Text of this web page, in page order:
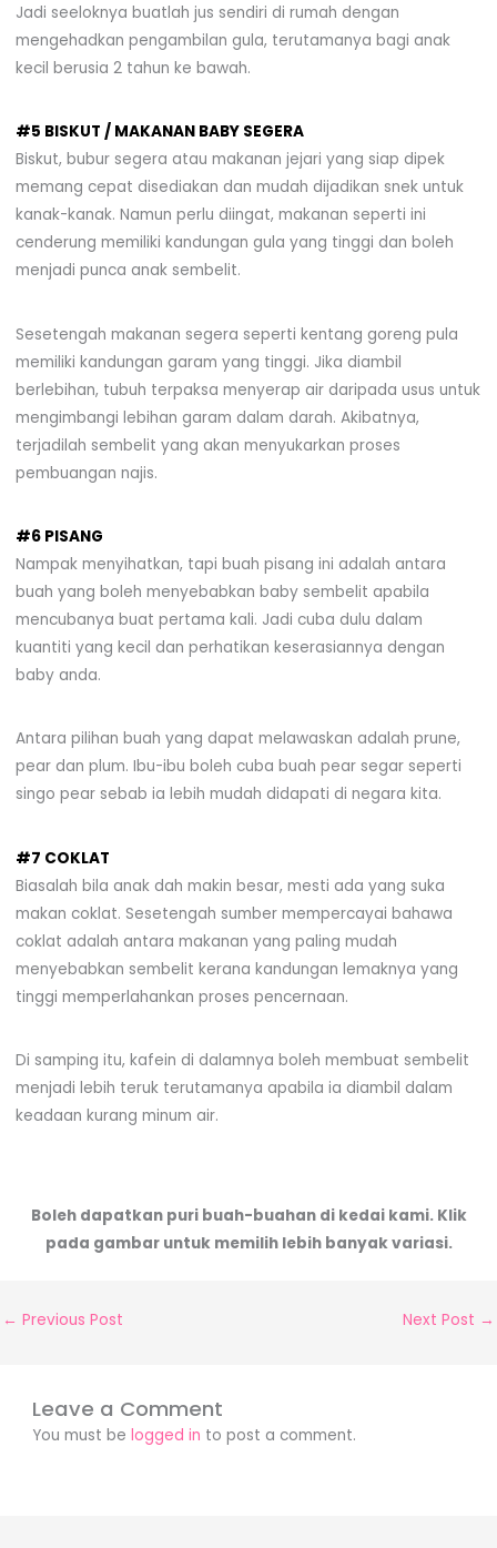
Jadi seeloknya buatlah jus sendiri di rumah dengan
mengehadkan pengambilan gula, terutamanya bagi anak
kecil berusia 2 tahun ke bawah.
#5 BISKUT / MAKANAN BABY SEGERA
Biskut, bubur segera atau makanan jejari yang siap dipek
memang cepat disediakan dan mudah dijadikan snek untuk
kanak-kanak. Namun perlu diingat, makanan seperti ini
cenderung memiliki kandungan gula yang tinggi dan boleh
menjadi punca anak sembelit.
Sesetengah makanan segera seperti kentang goreng pula
memiliki kandungan garam yang tinggi. Jika diambil
berlebihan, tubuh terpaksa menyerap air daripada usus untuk
mengimbangi lebihan garam dalam darah. Akibatnya,
terjadilah sembelit yang akan menyukarkan proses
pembuangan najis.
#6 PISANG
Nampak menyihatkan, tapi buah pisang ini adalah antara
buah yang boleh menyebabkan baby sembelit apabila
mencubanya buat pertama kali. Jadi cuba dulu dalam
kuantiti yang kecil dan perhatikan keserasiannya dengan
baby anda.
Antara pilihan buah yang dapat melawaskan adalah prune,
pear dan plum. Ibu-ibu boleh cuba buah pear segar seperti
singo pear sebab ia lebih mudah didapati di negara kita.
#7 COKLAT
Biasalah bila anak dah makin besar, mesti ada yang suka
makan coklat. Sesetengah sumber mempercayai bahawa
coklat adalah antara makanan yang paling mudah
menyebabkan sembelit kerana kandungan lemaknya yang
tinggi memperlahankan proses pencernaan.
Di samping itu, kafein di dalamnya boleh membuat sembelit
menjadi lebih teruk terutamanya apabila ia diambil dalam
keadaan kurang minum air.
Boleh dapatkan puri buah-buahan di kedai kami. Klik
pada gambar untuk memilih lebih banyak variasi.
← Previous Post Next Post →
Leave a Comment
You must belogged in to post a comment.